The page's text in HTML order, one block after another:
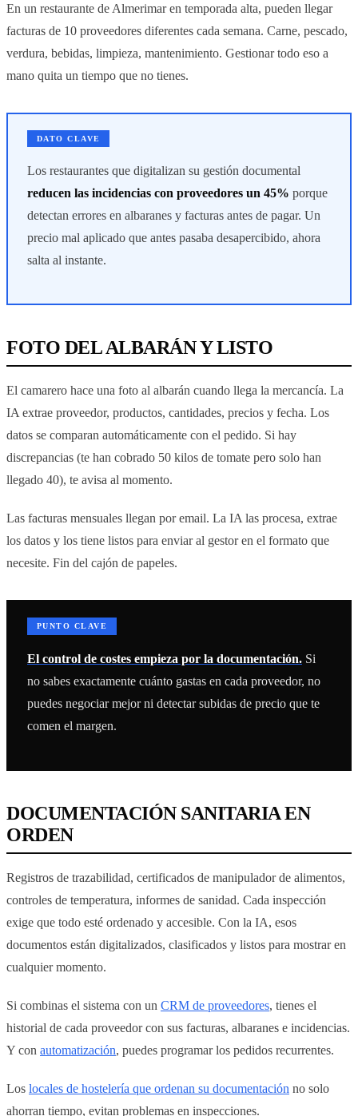
En un restaurante de Almerimar en temporada alta, pueden llegar
facturas de 10 proveedores diferentes cada semana. Carne, pescado,
verdura, bebidas, limpieza, mantenimiento. Gestionar todo eso a
mano quita un tiempo que no tienes.
DATO CLAVE
Los restaurantes que digitalizan su gestión documental
reducen las incidencias con proveedores un 45% porque
detectan errores en albaranes y facturas antes de pagar. Un
precio mal aplicado que antes pasaba desapercibido, ahora
salta al instante.
FOTO DEL ALBARÁN Y LISTO
El camarero hace una foto al albarán cuando llega la mercancía. La
IA extrae proveedor, productos, cantidades, precios y fecha. Los
datos se comparan automáticamente con el pedido. Si hay
discrepancias (te han cobrado 50 kilos de tomate pero solo han
llegado 40), te avisa al momento.
Las facturas mensuales llegan por email. La IA las procesa, extrae
los datos y los tiene listos para enviar al gestor en el formato que
necesite. Fin del cajón de papeles.
PUNTO CLAVE
El control de costes empieza por la documentación. Si
no sabes exactamente cuánto gastas en cada proveedor, no
puedes negociar mejor ni detectar subidas de precio que te
comen el margen.
DOCUMENTACIÓN SANITARIA EN
ORDEN
Registros de trazabilidad, certificados de manipulador de alimentos,
controles de temperatura, informes de sanidad. Cada inspección
exige que todo esté ordenado y accesible. Con la IA, esos
documentos están digitalizados, clasificados y listos para mostrar en
cualquier momento.
Si combinas el sistema con un CRM de proveedores, tienes el
historial de cada proveedor con sus facturas, albaranes e incidencias.
Y con automatización, puedes programar los pedidos recurrentes.
Los locales de hostelería que ordenan su documentación no solo
ahorran tiempo, evitan problemas en inspecciones.